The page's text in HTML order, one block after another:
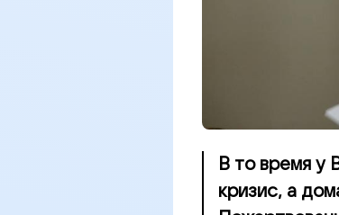
В то время у
кризис, а